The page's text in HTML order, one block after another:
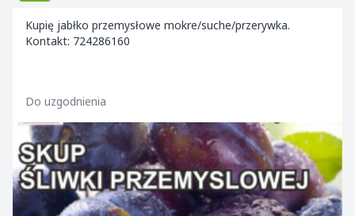
Kupię jabłko przemysłowe mokre/suche/przerywka.
Kontakt: 724286160
Do uzgodnienia